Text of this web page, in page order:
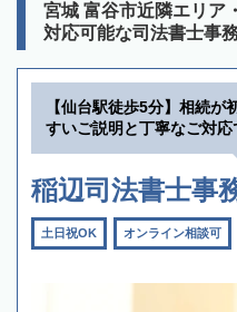
宮城 富谷市近隣エリア
対応可能な司法書士事
【仙台駅徒歩5分】相続
すいご説明と丁寧なご対
稲辺司法書士事
土日祝OK オンライン相談可